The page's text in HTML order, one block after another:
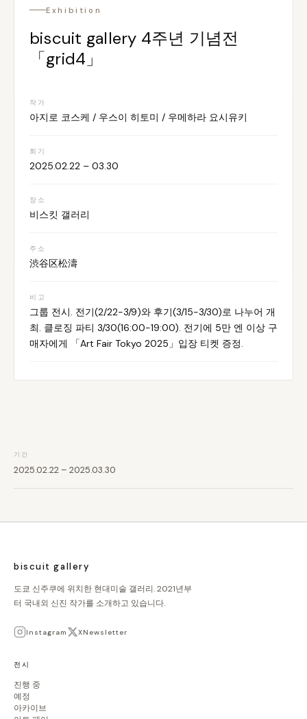
Exhibition
biscuit gallery 4주년 기념전
「grid4」
작가
아지로 코스케 / 우스이 히토미 / 우메하라 요시유키
회기
2025.02.22 – 03.30
장소
비스킷 갤러리
주소
渋谷区松濤
비고
그룹 전시. 전기(2/22-3/9)와 후기(3/15-3/30)로 나누어 개
최. 클로징 파티 3/30(16:00-19:00). 전기에 5만 엔 이상 구
매자에게 「Art Fair Tokyo 2025」입장 티켓 증정.
기간
2025.02.22 – 2025.03.30
biscuit gallery
도쿄 신주쿠에 위치한 현대미술 갤러리. 2021년부
터 국내외 신진 작가를 소개하고 있습니다.
Instagram XNewsletter
전시
진행 중
예정
아카이브